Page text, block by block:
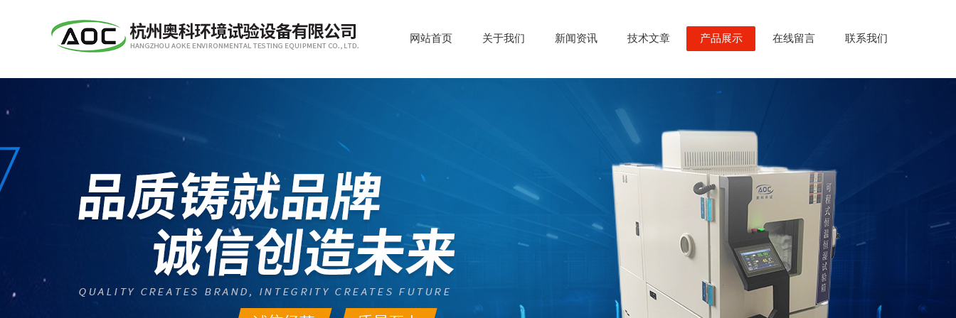
网站首页 关于我们 新闻资讯 技术文章 产品展示 在线留言 联系我们